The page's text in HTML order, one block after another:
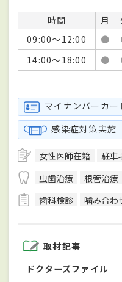
時間 月
09:00～12:00
●
14:00～18:00
●
マイナンバーカ
感染症対策実施
女性医師在籍 駐車
虫歯治療
根管治療
歯科検診
噛み合わ
取材記事
ドクターズファイル